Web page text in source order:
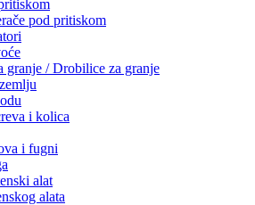
pod pritiskom
granje / Drobilice za granje
i kolica
i fugni
alat
alata